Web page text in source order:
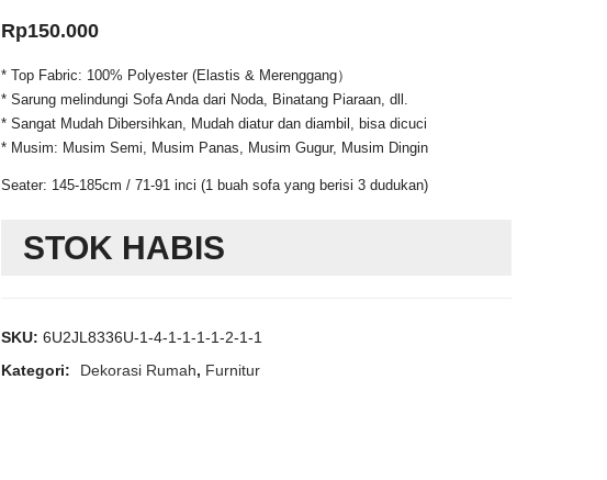
Rp150.000
* Top Fabric: 100% Polyester (Elastis & Merenggang）
* Sarung melindungi Sofa Anda dari Noda, Binatang Piaraan, dll.
* Sangat Mudah Dibersihkan, Mudah diatur dan diambil, bisa dicuci
* Musim: Musim Semi, Musim Panas, Musim Gugur, Musim Dingin
Seater: 145-185cm / 71-91 inci (1 buah sofa yang berisi 3 dudukan)
STOK HABIS
SKU: 6U2JL8336U-1-4-1-1-1-1-2-1-1
Kategori:
Dekorasi Rumah, Furnitur